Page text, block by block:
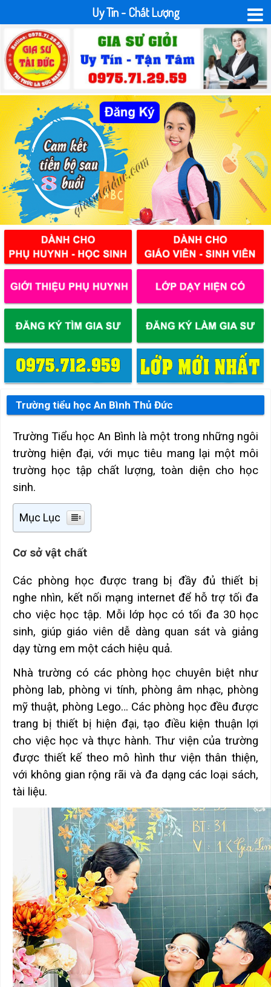
Trường tiểu học An Bình Thủ Đức
Trường Tiểu học An Bình là một trong những ngôi
trường hiện đại, với mục tiêu mang lại một môi
trường học tập chất lượng, toàn diện cho học
sinh.
Mục Lục
Cơ sở vật chất
Các phòng học được trang bị đầy đủ thiết bị
nghe nhìn, kết nối mạng internet để hỗ trợ tối đa
cho việc học tập. Mỗi lớp học có tối đa 30 học
sinh, giúp giáo viên dễ dàng quan sát và giảng
dạy từng em một cách hiệu quả.
Nhà trường có các phòng học chuyên biệt như
phòng lab, phòng vi tính, phòng âm nhạc, phòng
mỹ thuật, phòng Lego… Các phòng học đều được
trang bị thiết bị hiện đại, tạo điều kiện thuận lợi
cho việc học và thực hành. Thư viện của trường
được thiết kế theo mô hình thư viện thân thiện,
với không gian rộng rãi và đa dạng các loại sách,
tài liệu.
Uy Tín - Chất Lượng